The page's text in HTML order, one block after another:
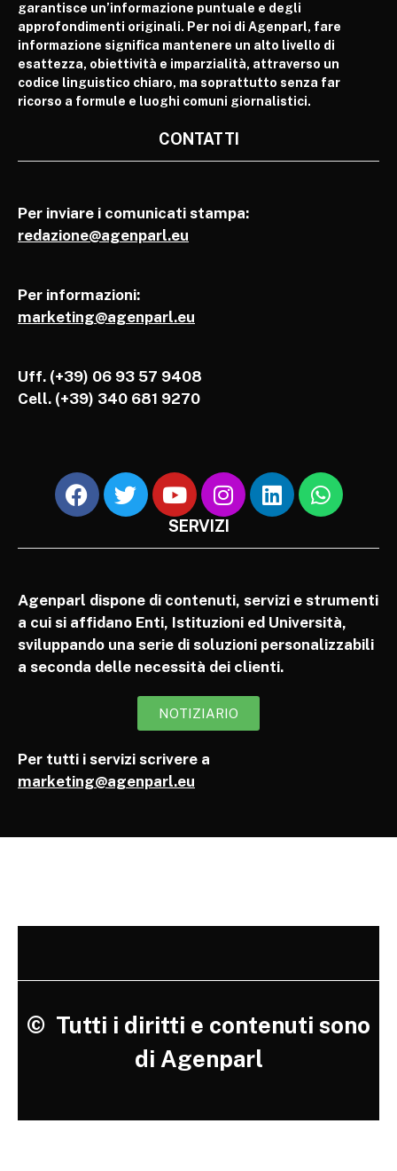
garantisce un’informazione puntuale e degli
approfondimenti originali. Per noi di Agenparl, fare
informazione significa mantenere un alto livello di
esattezza, obiettività e imparzialità, attraverso un
codice linguistico chiaro, ma soprattutto senza far
ricorso a formule e luoghi comuni giornalistici.
CONTATTI
Per inviare i comunicati stampa:
redazione@agenparl.eu
Per informazioni:
marketing@agenparl.eu
Uff. (+39) 06 93 57 9408
Cell. (+39) 340 681 9270
SERVIZI
Agenparl dispone di contenuti, servizi e strumenti
a cui si affidano Enti, Istituzioni ed Università,
sviluppando una serie di soluzioni personalizzabili
a seconda delle necessità dei clienti.
NOTIZIARIO
Per tutti i servizi scrivere a
marketing@agenparl.eu
© Tutti i diritti e contenuti sono
di Agenparl